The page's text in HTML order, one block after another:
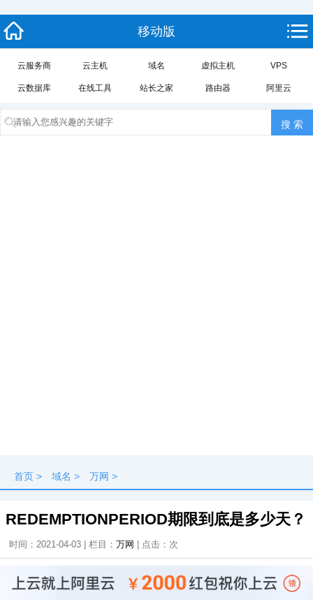
移动版
云服务商 云主机 域名 虚拟主机 VPS
云数据库 在线工具 站长之家 路由器 阿里云
首页 > 域名 > 万网 >
REDEMPTIONPERIOD期限到底是多少天？
时间：2021-04-03 | 栏目： 万网 | 点击： 次